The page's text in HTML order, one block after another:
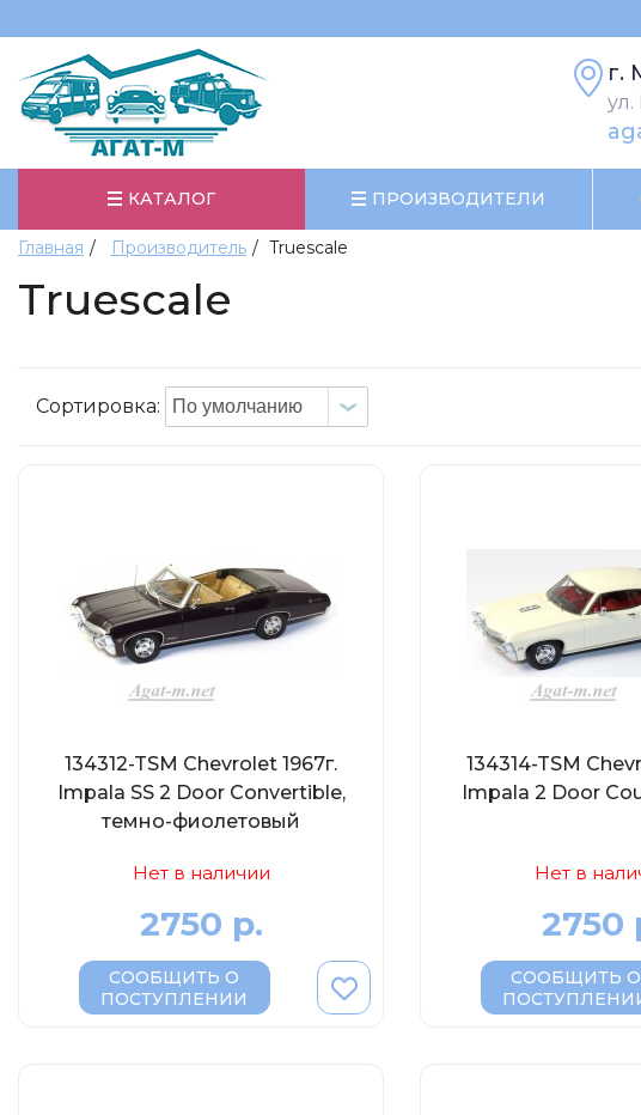
г.
КАТАЛОГ ПРОИЗВОДИТЕЛИ
Главная Производитель Truescale
Truescale
Сортировка:
134312-TSM Chevrolet 1967г.
Impala SS 2 Door Convertible,
темно-фиолетовый
Нет в наличии
2750 р.
СООБЩИТЬ О
ПОСТУПЛЕНИИ
134314-TSM
Impala 2 Door
Нет в
2750
СООБЩИТЬ О